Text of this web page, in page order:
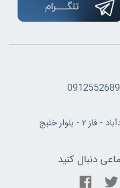
آدرس : قم - شهرک صنعتی محمودآباد - فاز ۲ - بلوار خلیج
دنبال کنید